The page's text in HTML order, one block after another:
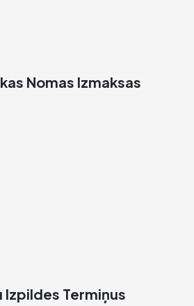
Nomas Izmaksas
Izpildes Termiņus